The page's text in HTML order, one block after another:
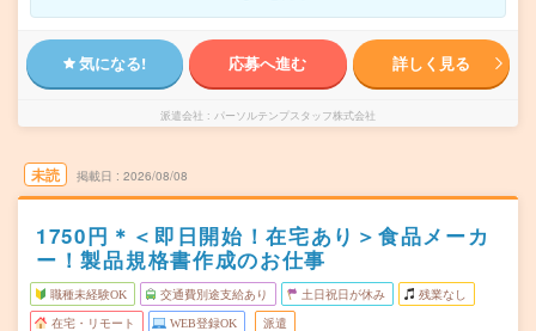
気になる! 応募へ進む 詳しく見る
派遣会社 パーソルテンプスタッフ株式会社
未読 掲載日 2026/08/08
1750円＊＜即日開始！在宅あり＞食品メーカ
ー！製品規格書作成のお仕事
職種未経験OK 交通費別途支給あり 土日祝日が休み 残業なし
在宅・リモート WEB登録OK 派遣